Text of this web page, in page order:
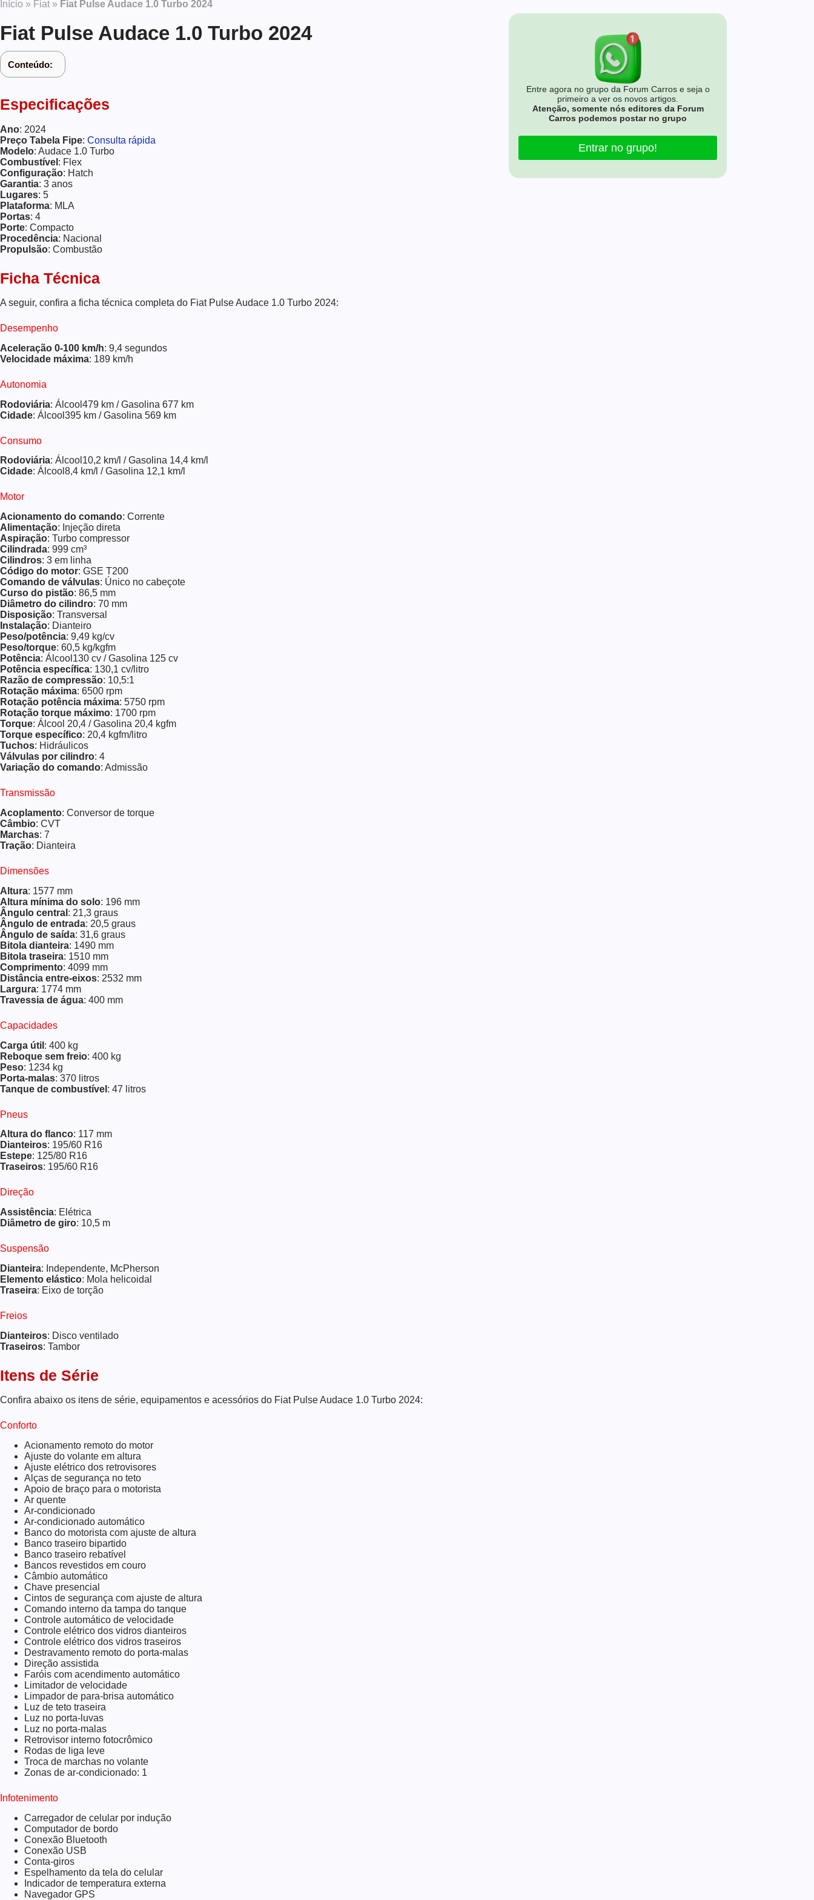
Início » Fiat » Fiat Pulse Audace 1.0 Turbo 2024
Fiat Pulse Audace 1.0 Turbo 2024
Conteúdo:
Especificações
Ano: 2024
Preço Tabela Fipe: Consulta rápida
Modelo: Audace 1.0 Turbo
Combustível : Flex
Configuração: Hatch
Garantia: 3 anos
Lugares: 5
Plataforma: MLA
Portas: 4
Porte: Compacto
Procedência: Nacional
Propulsão: Combustão
Ficha Técnica
A seguir, confira a ficha técnica completa do Fiat Pulse Audace 1.0 Turbo 2024:
Desempenho
Aceleração 0-100 km/h: 9,4 segundos
Velocidade máxima: 189 km/h
Autonomia
Rodoviária: Álcool479 km / Gasolina 677 km
Cidade: Álcool395 km / Gasolina 569 km
Consumo
Rodoviária: Álcool10,2 km/l / Gasolina 14,4 km/l
Cidade: Álcool8,4 km/l / Gasolina 12,1 km/l
Motor
Acionamento do comando: Corrente
Alimentação: Injeção direta
Aspiração: Turbo compressor
Cilindrada: 999 cm³
Cilindros: 3 em linha
Código do motor: GSE T200
Comando de válvulas: Único no cabeçote
Curso do pistão: 86,5 mm
Diâmetro do cilindro: 70 mm
Disposição: Transversal
Instalação: Dianteiro
Peso/potência: 9,49 kg/cv
Peso/torque: 60,5 kg/kgfm
Potência: Álcool130 cv / Gasolina 125 cv
Potência específica: 130,1 cv/litro
Razão de compressão: 10,5:1
Rotação máxima: 6500 rpm
Rotação potência máxima: 5750 rpm
Rotação torque máximo: 1700 rpm
Torque: Álcool 20,4 / Gasolina 20,4 kgfm
Torque específico: 20,4 kgfm/litro
Tuchos: Hidráulicos
Válvulas por cilindro: 4
Variação do comando: Admissão
Transmissão
Acoplamento: Conversor de torque
Câmbio: CVT
Marchas: 7
Tração: Dianteira
Dimensões
Altura: 1577 mm
Altura mínima do solo: 196 mm
Ângulo central : 21,3 graus
Ângulo de entrada: 20,5 graus
Ângulo de saída: 31,6 graus
Bitola dianteira: 1490 mm
Bitola traseira: 1510 mm
Comprimento: 4099 mm
Distância entre-eixos: 2532 mm
Largura: 1774 mm
Travessia de água: 400 mm
Capacidades
Carga útil : 400 kg
Reboque sem freio: 400 kg
Peso: 1234 kg
Porta-malas: 370 litros
Tanque de combustível : 47 litros
Pneus
Altura do flanco: 117 mm
Dianteiros: 195/60 R16
Estepe: 125/80 R16
Traseiros: 195/60 R16
Direção
Assistência: Elétrica
Diâmetro de giro: 10,5 m
Suspensão
Dianteira: Independente, McPherson
Elemento elástico: Mola helicoidal
Traseira: Eixo de torção
Freios
Dianteiros: Disco ventilado
Traseiros: Tambor
Itens de Série
Confira abaixo os itens de série, equipamentos e acessórios do Fiat Pulse Audace 1.0 Turbo 2024:
Conforto
Acionamento remoto do motor
Ajuste do volante em altura
Ajuste elétrico dos retrovisores
Alças de segurança no teto
Apoio de braço para o motorista
Ar quente
Ar-condicionado
Ar-condicionado automático
Banco do motorista com ajuste de altura
Banco traseiro bipartido
Banco traseiro rebatível
Bancos revestidos em couro
Câmbio automático
Chave presencial
Cintos de segurança com ajuste de altura
Comando interno da tampa do tanque
Controle automático de velocidade
Controle elétrico dos vidros dianteiros
Controle elétrico dos vidros traseiros
Destravamento remoto do porta-malas
Direção assistida
Faróis com acendimento automático
Limitador de velocidade
Limpador de para-brisa automático
Luz de teto traseira
Luz no porta-luvas
Luz no porta-malas
Retrovisor interno fotocrômico
Rodas de liga leve
Troca de marchas no volante
Zonas de ar-condicionado: 1
Infotenimento
Carregador de celular por indução
Computador de bordo
Conexão Bluetooth
Conexão USB
Conta-giros
Espelhamento da tela do celular
Indicador de temperatura externa
Navegador GPS
Entre agora no grupo da Forum Carros e seja o
primeiro a ver os novos artigos.
Atenção, somente nós editores da Forum
Carros podemos postar no grupo
Entrar no grupo!